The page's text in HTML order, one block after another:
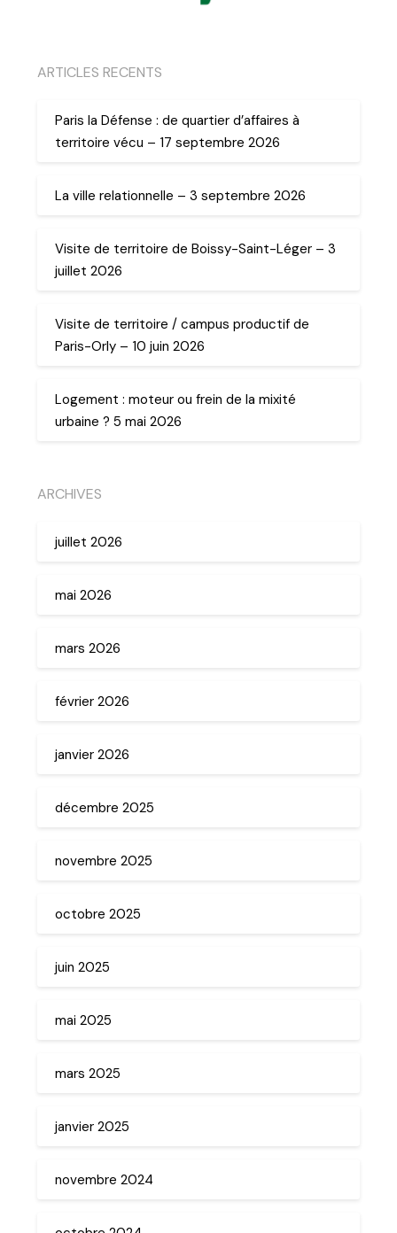
ARTICLES RECENTS
Paris la Défense : de quartier d’affaires à
territoire vécu – 17 septembre 2026
La ville relationnelle – 3 septembre 2026
Visite de territoire de Boissy-Saint-Léger – 3
juillet 2026
Visite de territoire / campus productif de
Paris-Orly – 10 juin 2026
Logement : moteur ou frein de la mixité
urbaine ? 5 mai 2026
ARCHIVES
juillet 2026
mai 2026
mars 2026
février 2026
janvier 2026
décembre 2025
novembre 2025
octobre 2025
juin 2025
mai 2025
mars 2025
janvier 2025
novembre 2024